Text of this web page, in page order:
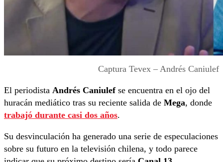
Captura Tevex – Andrés Caniulef
El periodista Andrés Caniulefse encuentra en el ojo del
huracán mediático tras su reciente salida de Mega, donde
trabajó durante casi dos años.
Su desvinculación ha generado una serie de especulaciones
sobre su futuro en la televisión chilena, y todo parece